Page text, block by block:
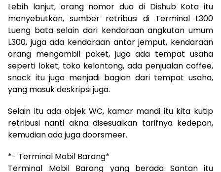
Lebih lanjut, orang nomor dua di Dishub Kota itu
menyebutkan, sumber retribusi di Terminal L300
Lueng bata selain dari kendaraan angkutan umum
L300, juga ada kendaraan antar jemput, kendaraan
orang mengambil paket, juga ada tempat usaha
seperti loket, toko kelontong, ada penjualan coffee,
snack itu juga menjadi bagian dari tempat usaha,
yang masuk deskripsi juga.
Selain itu ada objek WC, kamar mandi itu kita kutip
retribusi nanti akna disesuaikan tarifnya kedepan,
kemudian ada juga doorsmeer.
*- Terminal Mobil Barang*
Terminal Mobil Barang yang berada Santan itu